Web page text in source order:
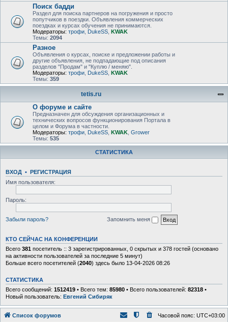
Поиск бадди
Раздел для поиска партнеров на погружения и просто
попутчиков в поездки. Объявления коммерческих
поездках и курсах обучения не принимаются.
Модераторы: трофи DukeSS KWAK
Темы: 2094
Разное
Объявления о курсах, поиске и предложении работы и
другие объявления, не подпадающие под описания
разделов "Продам" и "Куплю / меняю".
Модераторы: трофи DukeSS KWAK
Темы: 359
tetis.ru
О форуме и сайте
Предназначен для обсуждения организационных и
технических вопросов функционирования Портала в
целом и Форума в частности.
Модераторы: трофи DukeSS KWAK Grower
Темы: 535
СТАТИСТИКА
ВХОД • РЕГИСТРАЦИЯ
Имя пользователя:
Пароль:
Забыли пароль? Запомнить меня
КТО СЕЙЧАС НА КОНФЕРЕНЦИИ
Всего 381 посетитель :: 3 зарегистрированных, 0 скрытых и 378 гостей (основано
на активности пользователей за последние 5 минут)
Больше всего посетителей (2040) здесь было 13-04-2026 08:26
СТАТИСТИКА
Всего сообщений: 1512419 • Всего тем: 85980 • Всего пользователей: 82318 •
Новый пользователь: Евгений Сибиряк
Список форумов Часовой пояс: UTC+03:00